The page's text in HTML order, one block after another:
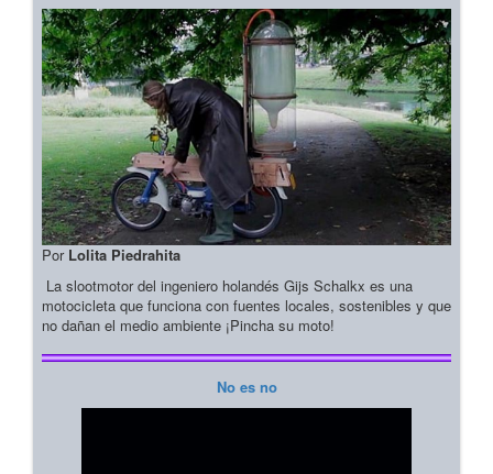
Por Lolita Piedrahita
La slootmotor del ingeniero holandés Gijs Schalkx es una
motocicleta que funciona con fuentes locales, sostenibles y que
no dañan el medio ambiente ¡Pincha su moto!
No es no